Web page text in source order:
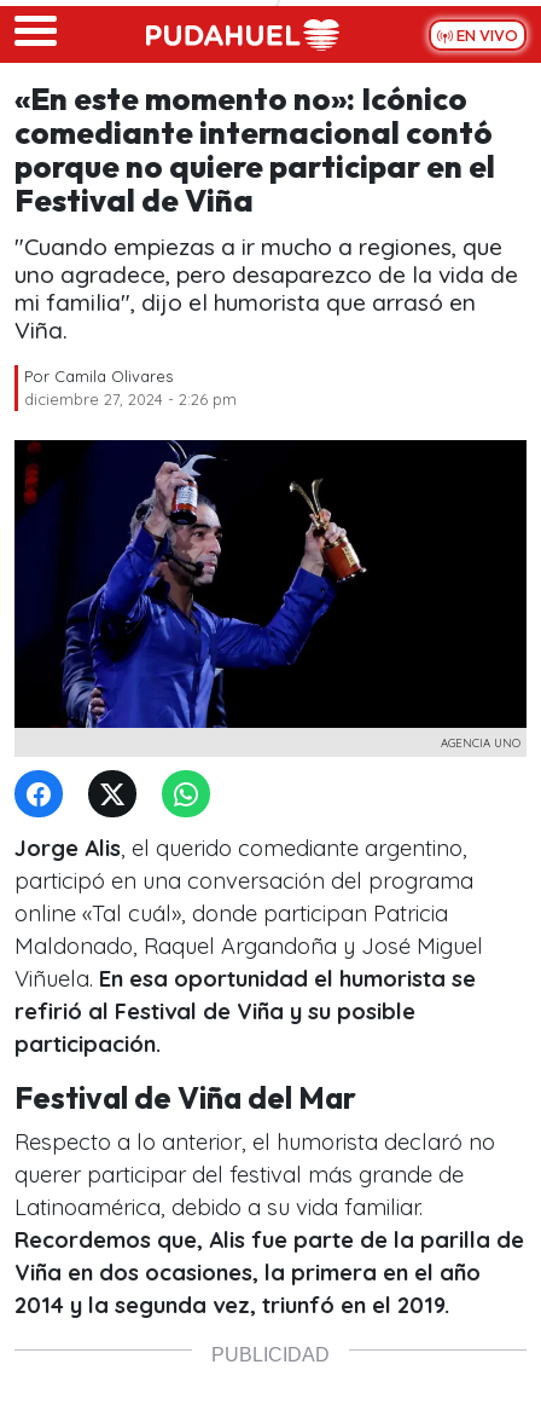
Skip to main content
EN VIVO
«En este momento no»: Icónico
comediante internacional contó
porque no quiere participar en el
Festival de Viña
"Cuando empiezas a ir mucho a regiones, que
uno agradece, pero desaparezco de la vida de
mi familia", dijo el humorista que arrasó en
Viña.
Por Camila Olivares
diciembre 27, 2024 - 2:26 pm
AGENCIA UNO
Jorge Alis, el querido comediante argentino,
participó en una conversación del programa
online «Tal cuál», donde participan Patricia
Maldonado, Raquel Argandoña y José Miguel
Viñuela. En esa oportunidad el humorista se
refirió al Festival de Viña y su posible
participación.
Festival de Viña del Mar
Respecto a lo anterior, el humorista declaró no
querer participar del festival más grande de
Latinoamérica, debido a su vida familiar.
Recordemos que, Alis fue parte de la parilla de
Viña en dos ocasiones, la primera en el año
2014 y la segunda vez, triunfó en el 2019.